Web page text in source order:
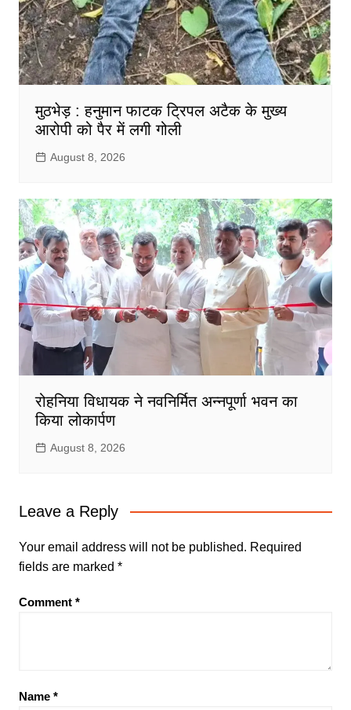
मुठभेड़ : हनुमान फाटक ट्रिपल अटैक के मुख्य
आरोपी को पैर में लगी गोली
August 8, 2026
रोहनिया विधायक ने नवनिर्मित अन्नपूर्णा भवन का
किया लोकार्पण
August 8, 2026
Leave a Reply
Your email address will not be published. Required
fields are marked *
Comment *
Name *